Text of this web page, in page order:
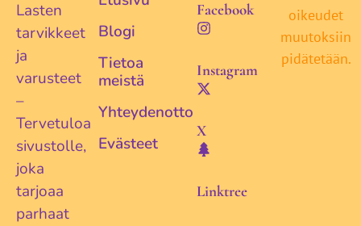
Lasten
tarvikkeet
ja
varusteet
–
Tervetuloa
sivustolle,
joka
tarjoaa
parhaat
Blogi
Tietoa
meistä
Yhteydenotto
Evästeet
Facebook
Instagram
X
Linktree
oikeudet
muutoksiin
pidätetään.